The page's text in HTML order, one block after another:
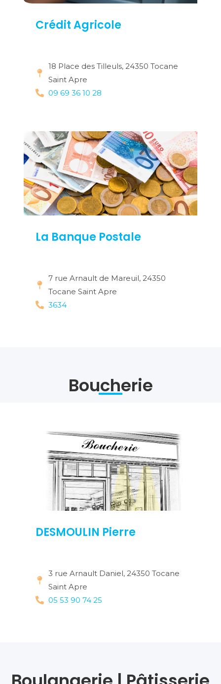
Crédit Agricole
18 Place des Tilleuls, 24350 Tocane
Saint Apre
09 69 36 10 28
La Banque Postale
7 rue Arnault de Mareuil, 24350
Tocane Saint Apre
3634
Boucherie
DESMOULIN Pierre
3 rue Arnault Daniel, 24350 Tocane
Saint Apre
05 53 90 74 25